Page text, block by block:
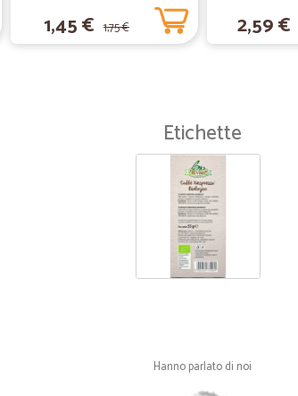
1,45 € 1,75 € 2,59 €
Etichette
Hanno parlato di noi